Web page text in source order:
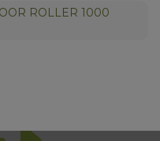
ROLLER 1000